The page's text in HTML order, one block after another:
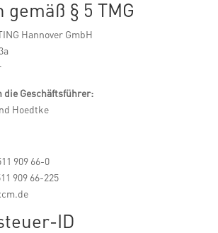
gemäß § 5 TMG
Hannover GmbH
die Geschäftsführer:
Hoedtke
909 66-0
909 66-225
ID